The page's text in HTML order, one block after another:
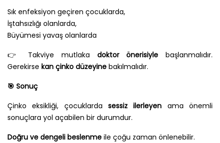
Sık enfeksiyon geçiren çocuklarda,
İştahsızlığı olanlarda,
Büyümesi yavaş olanlarda
👉 Takviye mutlaka doktor önerisiyle başlanmalıdır.
Gerekirse kan çinko düzeyine bakılmalıdır.
🎯 Sonuç
Çinko eksikliği, çocuklarda sessiz ilerleyen ama önemli
sonuçlara yol açabilen bir durumdur.
Doğru ve dengeli beslenme ile çoğu zaman önlenebilir.